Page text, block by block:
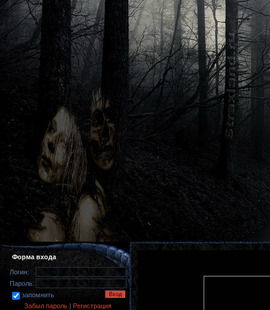
Форма входа
Логин:
Пароль:
запомнить
Забыл пароль | Регистрация